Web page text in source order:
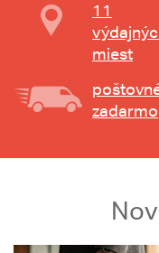
11
miest
zadarmo